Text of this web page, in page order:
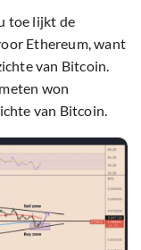
toe lijkt de
Ethereum, want
van Bitcoin.
won
van Bitcoin.